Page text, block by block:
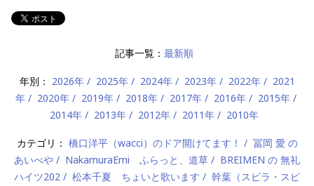
記事一覧： 最新順
年別： 2026年 2025年 2024年 2023年 2022年
2021
年
2020年 2019年 2018年 2017年 2016年
2015年
2014年
2013年 2012年 2011年 2010年
カテゴリ： 橋口洋平（wacci）のドア開けてます！
冨岡 愛 の
あいべや
NakamuraEmi ふらっと、道草
BREIMEN の 無礼
ハイツ202
松本千夏 ちょいと歌います
幹葉（スピラ・スピ